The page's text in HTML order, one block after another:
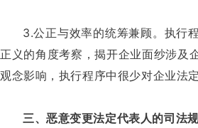
3.公正与效率的统筹兼顾。执行
正义的角度考察，揭开企业面纱涉及
观念影响，执行程序中很少对企业法
三、恶意变更法定代表人的司法